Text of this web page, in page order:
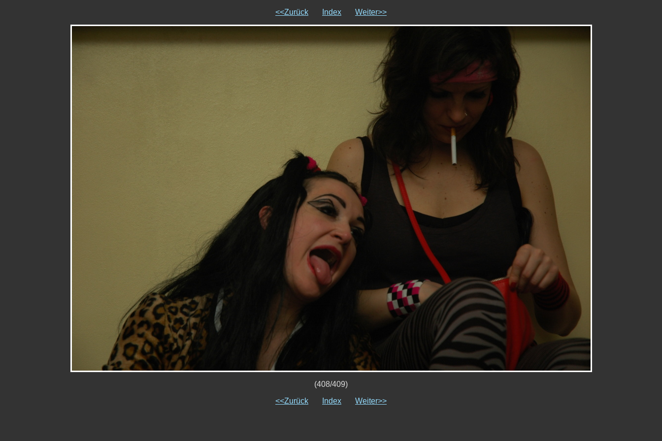
<<Zurück Index Weiter>>
(408/409)
<<Zurück
Index Weiter>>